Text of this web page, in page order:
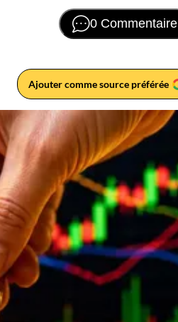
0 Commentaire
Ajouter comme source préférée